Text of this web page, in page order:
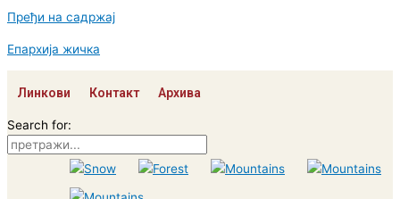
Пређи на садржај
Епархија жичка
Линкови Контакт Архива
Search for: